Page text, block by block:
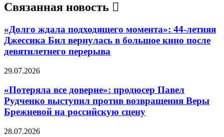
Связанная новость
«Долго ждала подходящего момента»: 44-летняя
Джессика Бил вернулась в большое кино после
девятилетнего перерыва
29.07.2026
«Потеряла все доверие»: продюсер Павел
Рудченко выступил против возвращения Веры
Брежневой на российскую сцену
28.07.2026